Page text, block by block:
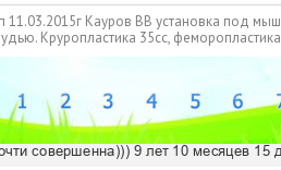
11.03.2015г Кауров ВВ установка под
Круропластика 35сс,